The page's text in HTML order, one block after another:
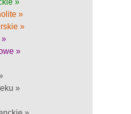
»
»
»
»
»